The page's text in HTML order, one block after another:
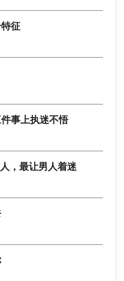
征
事上执迷不悟
，最让男人着迷